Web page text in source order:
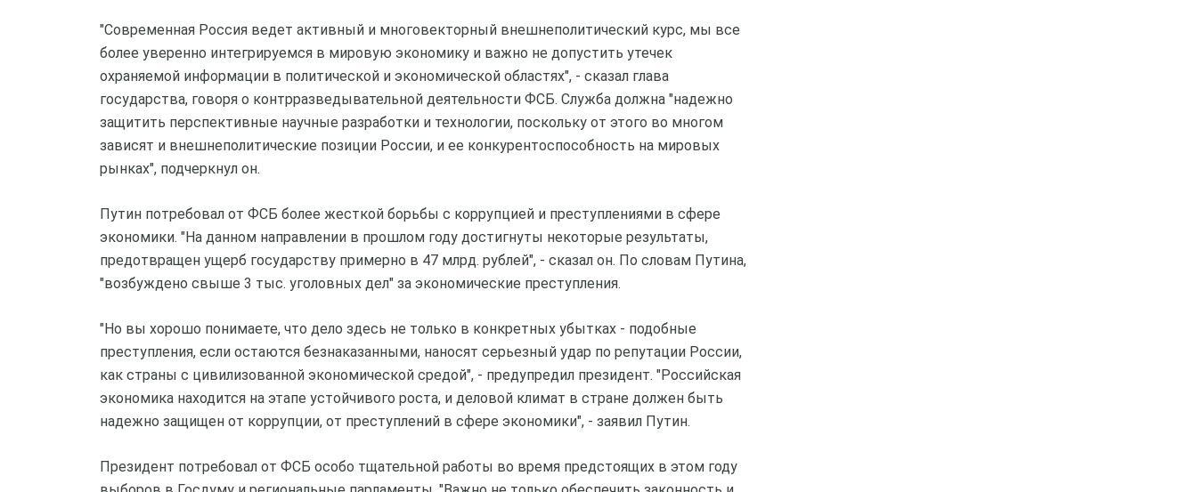
"Современная Россия ведет активный и многовекторный внешнеполитический курс, мы все
более уверенно интегрируемся в мировую экономику и важно не допустить утечек
охраняемой информации в политической и экономической областях", - сказал глава
государства, говоря о контрразведывательной деятельности ФСБ. Служба должна "надежно
защитить перспективные научные разработки и технологии, поскольку от этого во многом
зависят и внешнеполитические позиции России, и ее конкурентоспособность на мировых
рынках", подчеркнул он.
Путин потребовал от ФСБ более жесткой борьбы с коррупцией и преступлениями в сфере
экономики. "На данном направлении в прошлом году достигнуты некоторые результаты,
предотвращен ущерб государству примерно в 47 млрд. рублей", - сказал он. По словам Путина,
"возбуждено свыше 3 тыс. уголовных дел" за экономические преступления.
"Но вы хорошо понимаете, что дело здесь не только в конкретных убытках - подобные
преступления, если остаются безнаказанными, наносят серьезный удар по репутации России,
как страны с цивилизованной экономической средой", - предупредил президент. "Российская
экономика находится на этапе устойчивого роста, и деловой климат в стране должен быть
надежно защищен от коррупции, от преступлений в сфере экономики", - заявил Путин.
Президент потребовал от ФСБ особо тщательной работы во время предстоящих в этом году